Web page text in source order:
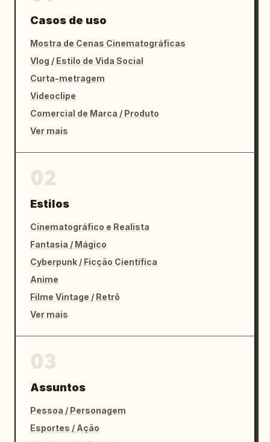
Casos de uso
Mostra de Cenas Cinematográficas
Vlog / Estilo de Vida Social
Curta-metragem
Videoclipe
Comercial de Marca / Produto
Ver mais
Estilos
Cinematográfico e Realista
Fantasia / Mágico
Cyberpunk / Ficção Científica
Anime
Filme Vintage / Retrô
Ver mais
Assuntos
Pessoa / Personagem
Esportes / Ação